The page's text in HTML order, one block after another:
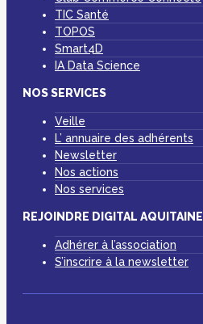
TIC Santé
TOPOS
Smart4D
IA Data Science
NOS SERVICES
Veille
L’ annuaire des adhérents
Newsletter
Nos actions
Nos services
REJOINDRE DIGITAL AQUITAINE
Adhérer à l’association
S’inscrire à la newsletter